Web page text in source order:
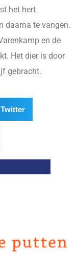
het hert
daarna te vangen.
en de
Het dier is door
gebracht.
Twitter